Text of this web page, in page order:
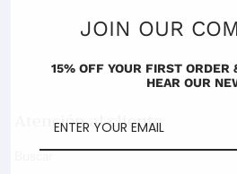
Atención al cliente
Buscar
JOIN OUR
15% OFF YOUR FIRST ORDER
HEAR OUR